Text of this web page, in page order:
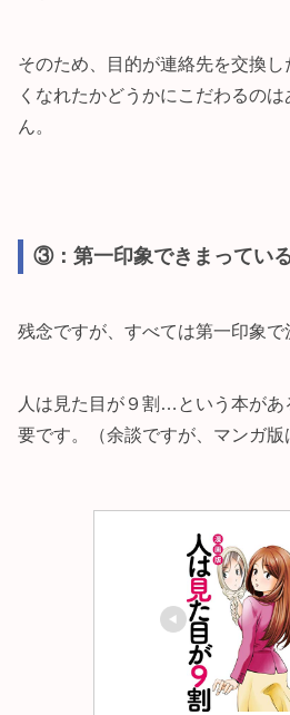
そのため、目的が連絡先を交換
くなれたかどうかにこだわるの
ん。
③：第一印象できまってい
残念ですが、すべては第一印象で
人は見た目が９割…という本が
要です。（余談ですが、マンガ版